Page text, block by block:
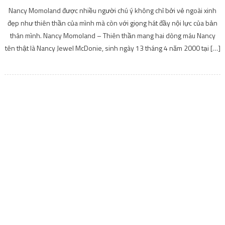
Nancy Momoland được nhiều người chú ý không chỉ bởi vẻ ngoài xinh
đẹp như thiên thần của mình mà còn với giọng hát đầy nội lực của bản
thân mình. Nancy Momoland – Thiên thần mang hai dòng máu Nancy
tên thật là Nancy Jewel McDonie, sinh ngày 13 tháng 4 năm 2000 tại […]